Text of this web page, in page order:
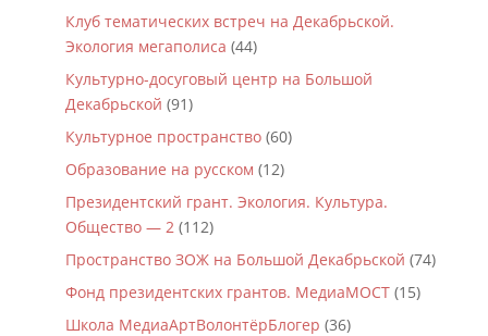
Клуб тематических встреч на Декабрьской.
Экология мегаполиса (44)
Культурно-досуговый центр на Большой
Декабрьской (91)
Культурное пространство(60)
Образование на русском (12)
Президентский грант. Экология. Культура.
Общество — 2(112)
Пространство ЗОЖ на Большой Декабрьской (74)
Фонд президентских грантов. МедиаМОСТ(15)
Школа МедиаАртВолонтёрБлогер (36)